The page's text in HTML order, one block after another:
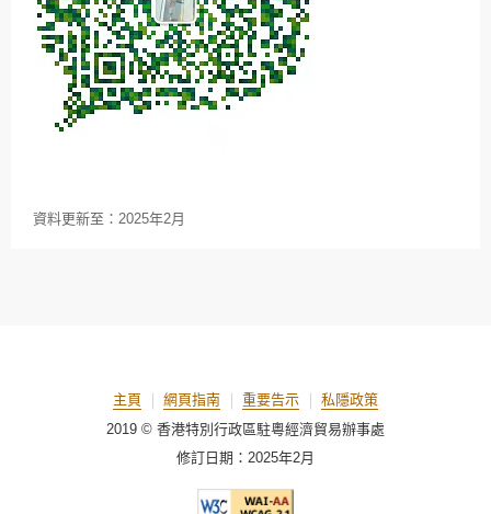
資料更新至： 2025年2月
主頁 網頁指南 重要告示
私隱政策
2019 © 香港特別行政區駐粵經濟貿易辦事處
修訂日期： 2025年2月